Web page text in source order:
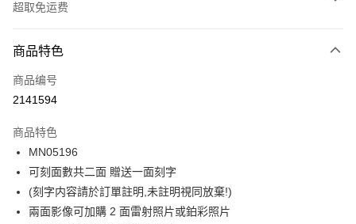
超取免运费
信用卡一次付款
信用卡分期付款
合作金库商业银行
华南商业银行
上海商业储蓄银行
国泰世华商业银行
兆丰国际商业银行
台湾中小企业银行
台中商业银行
6期 0利率，每期
华南商业银行
上海商业储蓄银行
台北富邦商业银行
国泰世华商业银行
兆丰国际商业银行
合作金库商业银行
第一商业银行
上海商业储蓄银行
台北富邦商业银行
24期 0利率，每期NT$32
合作金库商业银行
第一商业银行
超商取货付款
商品特色
商品编号
2141594
商品特色
MN05196
可刻面數共二面 贈送一面刻字
(刻字内容請於訂單註明,未註明視同放棄!)
兩面影像可加購 2 面雷射照片或鉑彩照片